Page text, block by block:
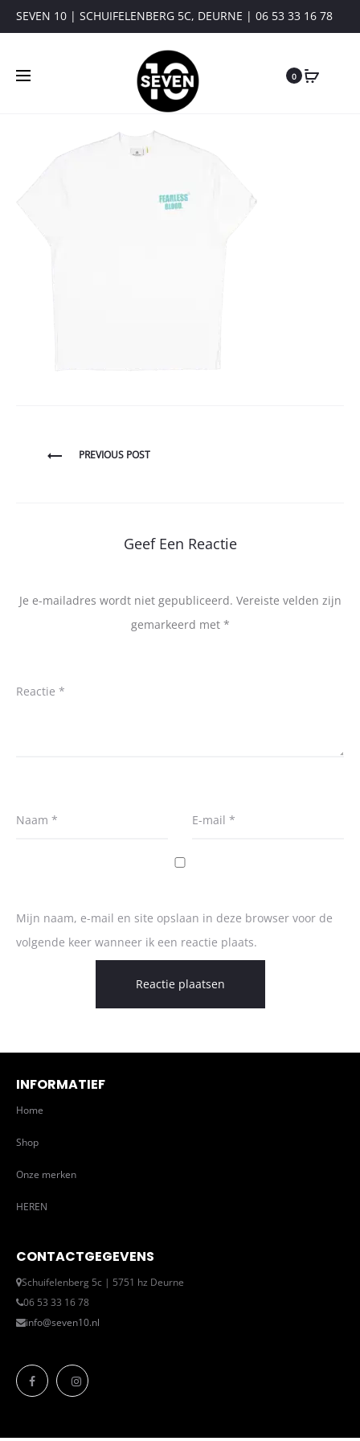
SEVEN 10 | SCHUIFELENBERG 5C, DEURNE | 06 53 33 16 78
0
BerichtPREVIOUS POST
Geef Een Reactie
Je e-mailadres wordt niet gepubliceerd. Vereiste velden zijn
gemarkeerd met *
Reactie *
Naam * E-mail *
Mijn naam, e-mail en site opslaan in deze browser voor de
volgende keer wanneer ik een reactie plaats.
INFORMATIEF
Home
Shop
Onze merken
HEREN
CONTACTGEGEVENS
Schuifelenberg 5c | 5751 hz Deurne
06 53 33 16 78
info@seven10.nl